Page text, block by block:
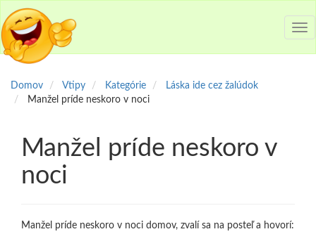
Domov Vtipy Kategórie
Láska ide cez žalúdok
Manžel príde neskoro v noci
Manžel príde neskoro v
noci
Manžel príde neskoro v noci domov, zvalí sa na posteľ a hovorí: